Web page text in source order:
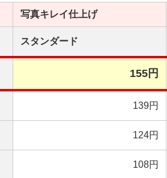
写真キレイ仕上げ
スタンダード
155円
139円
124円
108円